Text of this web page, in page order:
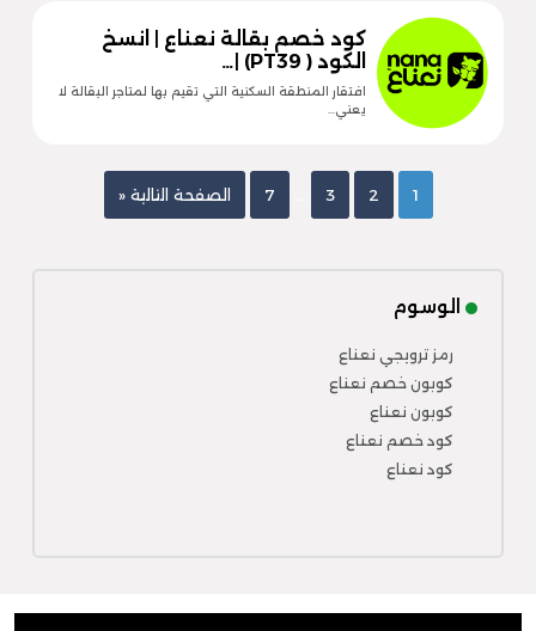
كود خصم بقالة نعناع | انسخ
الكود ( PT39) |…
افتقار المنطقة السكنية التي تقيم بها لمتاجر البقالة لا
يعني…
1
2
3
7 الصفحة التالية «
الوسوم
رمز ترويجي نعناع
كوبون خصم نعناع
كوبون نعناع
كود خصم نعناع
كود نعناع